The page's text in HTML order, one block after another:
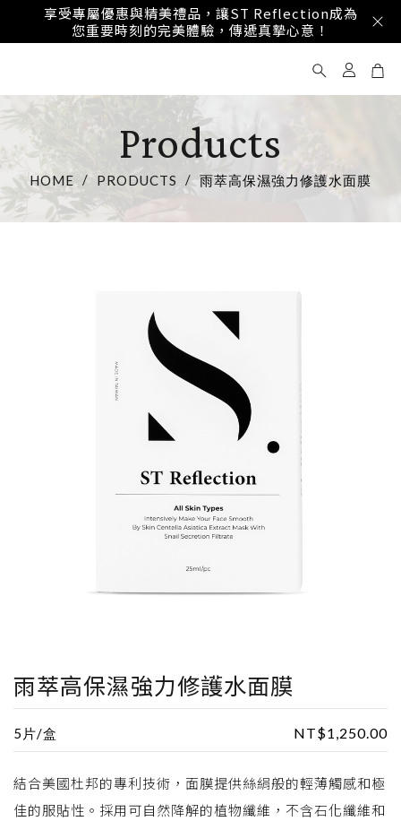
Products
HOME PRODUCTS 雨萃高保濕強力修護水面膜
雨萃高保濕強力修護水面膜
NT$1,250.00
5片/盒
結合美國杜邦的專利技術，面膜提供絲絹般的輕薄觸感和極
佳的服貼性。採用可自然降解的植物纖維，不含石化纖維和
享受專屬優惠與精美禮品，讓ST Reflection成為
您重要時刻的完美體驗，傳遞真摯心意！